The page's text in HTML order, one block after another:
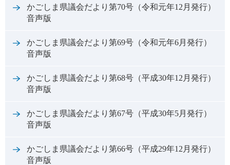
かごしま県議会だより第70号（令和元年12月発行）
音声版
かごしま県議会だより第69号（令和元年6月発行）
音声版
かごしま県議会だより第68号（平成30年12月発行）
音声版
かごしま県議会だより第67号（平成30年5月発行）
音声版
かごしま県議会だより第66号（平成29年12月発行）
音声版